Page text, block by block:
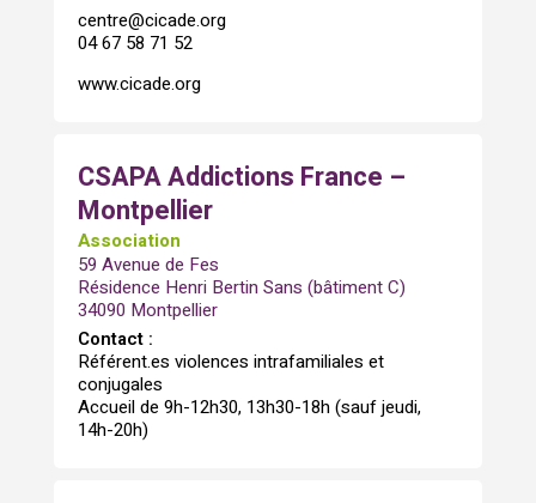
centre@cicade.org
04 67 58 71 52
www.cicade.org
CSAPA Addictions France –
Montpellier
Association
59 Avenue de Fes
Résidence Henri Bertin Sans (bâtiment C)
34090 Montpellier
Contact :
Référent.es violences intrafamiliales et
conjugales
Accueil de 9h-12h30, 13h30-18h (sauf jeudi,
14h-20h)